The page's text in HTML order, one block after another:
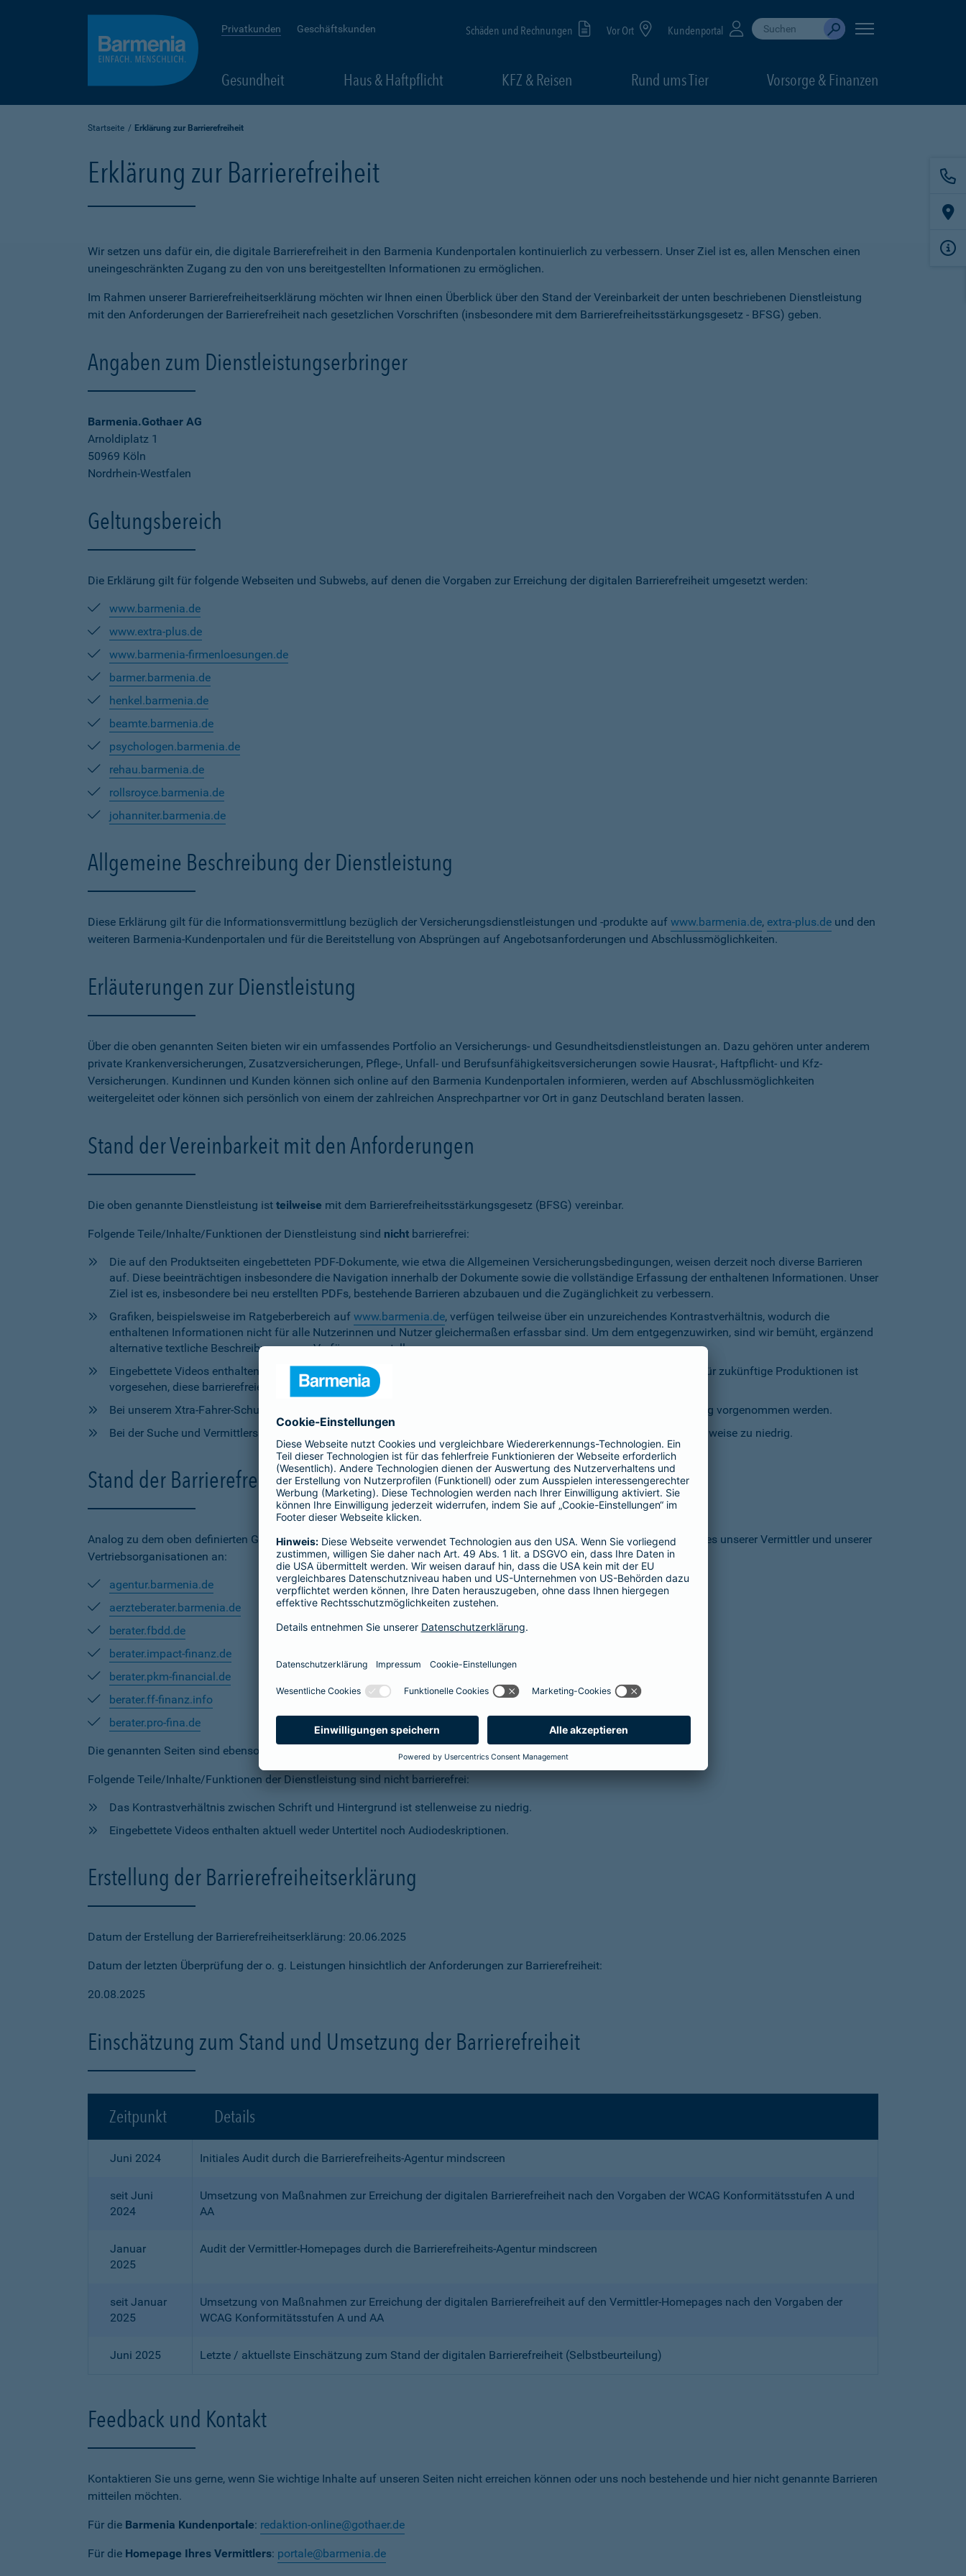
Privatkunden Geschäftskunden Schäden und Rechnungen Vor Ort Kundenportal Suche durchführen
When autocomplete results are available, use
Absenden
Gesundheit Haus & Haftpflicht KFZ & Reisen Rund ums Tier Vorsorge & Finanzen
Startseite Erklärung zur Barrierefreiheit
Erklärung zur Barrierefreiheit
Wir setzen uns dafür ein, die digitale Barrierefreiheit in den Barmenia Kundenportalen kontinuierlich zu verbessern. Unser Ziel ist es, allen Menschen einen
uneingeschränkten Zugang zu den von uns bereitgestellten Informationen zu ermöglichen.
Im Rahmen unserer Barrierefreiheitserklärung möchten wir Ihnen einen Überblick über den Stand der Vereinbarkeit der unten beschriebenen Dienstleistung
mit den Anforderungen der Barrierefreiheit nach gesetzlichen Vorschriften (insbesondere mit dem Barrierefreiheitsstärkungsgesetz - BFSG) geben.
Angaben zum Dienstleistungserbringer
Barmenia.Gothaer AG
Arnoldiplatz 1
50969 Köln
Nordrhein-Westfalen
Geltungsbereich
Die Erklärung gilt für folgende Webseiten und Subwebs, auf denen die Vorgaben zur Erreichung der digitalen Barrierefreiheit umgesetzt werden:
www.barmenia.de
www.extra-plus.de
www.barmenia-firmenloesungen.de
barmer.barmenia.de
henkel.barmenia.de
beamte.barmenia.de
psychologen.barmenia.de
rehau.barmenia.de
rollsroyce.barmenia.de
johanniter.barmenia.de
Allgemeine Beschreibung der Dienstleistung
Diese Erklärung gilt für die Informationsvermittlung bezüglich der Versicherungsdienstleistungen und -produkte auf www.barmenia.de, extra-plus.de und den
weiteren Barmenia-Kundenportalen und für die Bereitstellung von Absprüngen auf Angebotsanforderungen und Abschlussmöglichkeiten.
Erläuterungen zur Dienstleistung
Über die oben genannten Seiten bieten wir ein umfassendes Portfolio an Versicherungs- und Gesundheitsdienstleistungen an. Dazu gehören unter anderem
private Krankenversicherungen, Zusatzversicherungen, Pflege-, Unfall- und Berufsunfähigkeitsversicherungen sowie Hausrat-, Haftpflicht- und Kfz-
Versicherungen. Kundinnen und Kunden können sich online auf den Barmenia Kundenportalen informieren, werden auf Abschlussmöglichkeiten
weitergeleitet oder können sich persönlich von einem der zahlreichen Ansprechpartner vor Ort in ganz Deutschland beraten lassen.
Stand der Vereinbarkeit mit den Anforderungen
Die oben genannte Dienstleistung ist teilweise mit dem Barrierefreiheitsstärkungsgesetz (BFSG) vereinbar.
Folgende Teile/Inhalte/Funktionen der Dienstleistung sind nicht barrierefrei:
Die auf den Produktseiten eingebetteten PDF-Dokumente, wie etwa die Allgemeinen Versicherungsbedingungen, weisen derzeit noch diverse Barrieren
auf. Diese beeinträchtigen insbesondere die Navigation innerhalb der Dokumente sowie die vollständige Erfassung der enthaltenen Informationen. Unser
Ziel ist es, insbesondere bei neu erstellten PDFs, bestehende Barrieren abzubauen und die Zugänglichkeit zu verbessern.
Grafiken, beispielsweise im Ratgeberbereich auf www.barmenia.de, verfügen teilweise über ein unzureichendes Kontrastverhältnis, wodurch die
enthaltenen Informationen nicht für alle Nutzerinnen und Nutzer gleichermaßen erfassbar sind. Um dem entgegenzuwirken, sind wir bemüht, ergänzend
alternative textliche Beschreibungen zur Verfügung zu stellen.
Eingebettete Videos enthalten aktuell weder Untertitel noch Audiodeskriptionen, was ihre Zugänglichkeit einschränkt. Für zukünftige Produktionen ist
vorgesehen, diese barrierefreien Elemente bereitzustellen.
Bei unserem Xtra-Fahrer-Schutz kann die Anpassung der zu versichernden Tage momentan nicht per Tastaturbedienung vorgenommen werden.
Bei der Suche und Vermittlersuche auf barmenia.de ist das Kontrastverhältnis zwischen Schrift und Hintergrund stellenweise zu niedrig.
Stand der Barrierefreiheit auf den Vermittler-Homepages
Analog zu dem oben definierten Geltungsbereich streben wir die Umsetzung der digitalen Barrierefreiheit auf den Homepages unserer Vermittler und unserer
Vertriebsorganisationen an:
agentur.barmenia.de
aerzteberater.barmenia.de
berater.fbdd.de
berater.impact-finanz.de
berater.pkm-financial.de
berater.ff-finanz.info
berater.pro-fina.de
Die genannten Seiten sind ebenso mit dem Barrierefreiheitsstärkungsgesetz (BFSG) vereinbar.
Folgende Teile/Inhalte/Funktionen der Dienstleistung sind nicht barrierefrei:
Das Kontrastverhältnis zwischen Schrift und Hintergrund ist stellenweise zu niedrig.
Eingebettete Videos enthalten aktuell weder Untertitel noch Audiodeskriptionen.
Erstellung der Barrierefreiheitserklärung
Datum der Erstellung der Barrierefreiheitserklärung: 20.06.2025
Datum der letzten Überprüfung der o. g. Leistungen hinsichtlich der Anforderungen zur Barrierefreiheit:
20.08.2025
Einschätzung zum Stand und Umsetzung der Barrierefreiheit
Zeitpunkt Details
Juni 2024 Initiales Audit durch die Barrierefreiheits-Agentur mindscreen
seit Juni
2024
Umsetzung von Maßnahmen zur Erreichung der digitalen Barrierefreiheit nach den Vorgaben der WCAG Konformitätsstufen A und
AA
Januar
2025
Audit der Vermittler-Homepages durch die Barrierefreiheits-Agentur mindscreen
seit Januar
2025
Umsetzung von Maßnahmen zur Erreichung der digitalen Barrierefreiheit auf den Vermittler-Homepages nach den Vorgaben der
WCAG Konformitätsstufen A und AA
Juni 2025 Letzte / aktuellste Einschätzung zum Stand der digitalen Barrierefreiheit (Selbstbeurteilung)
Feedback und Kontakt
Kontaktieren Sie uns gerne, wenn Sie wichtige Inhalte auf unseren Seiten nicht erreichen können oder uns noch bestehende und hier nicht genannte Barrieren
mitteilen möchten.
Für die Barmenia Kundenportale: redaktion-online@gothaer.de
Für die Homepage Ihres Vermittlers: portale@barmenia.de